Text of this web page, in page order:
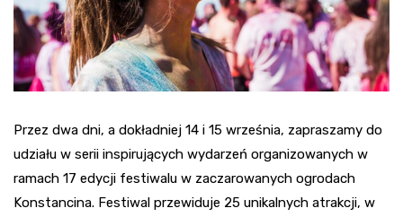
Przez dwa dni, a dokładniej 14 i 15 września, zapraszamy do
udziału w serii inspirujących wydarzeń organizowanych w
ramach 17 edycji festiwalu w zaczarowanych ogrodach
Konstancina. Festiwal przewiduje 25 unikalnych atrakcji, w